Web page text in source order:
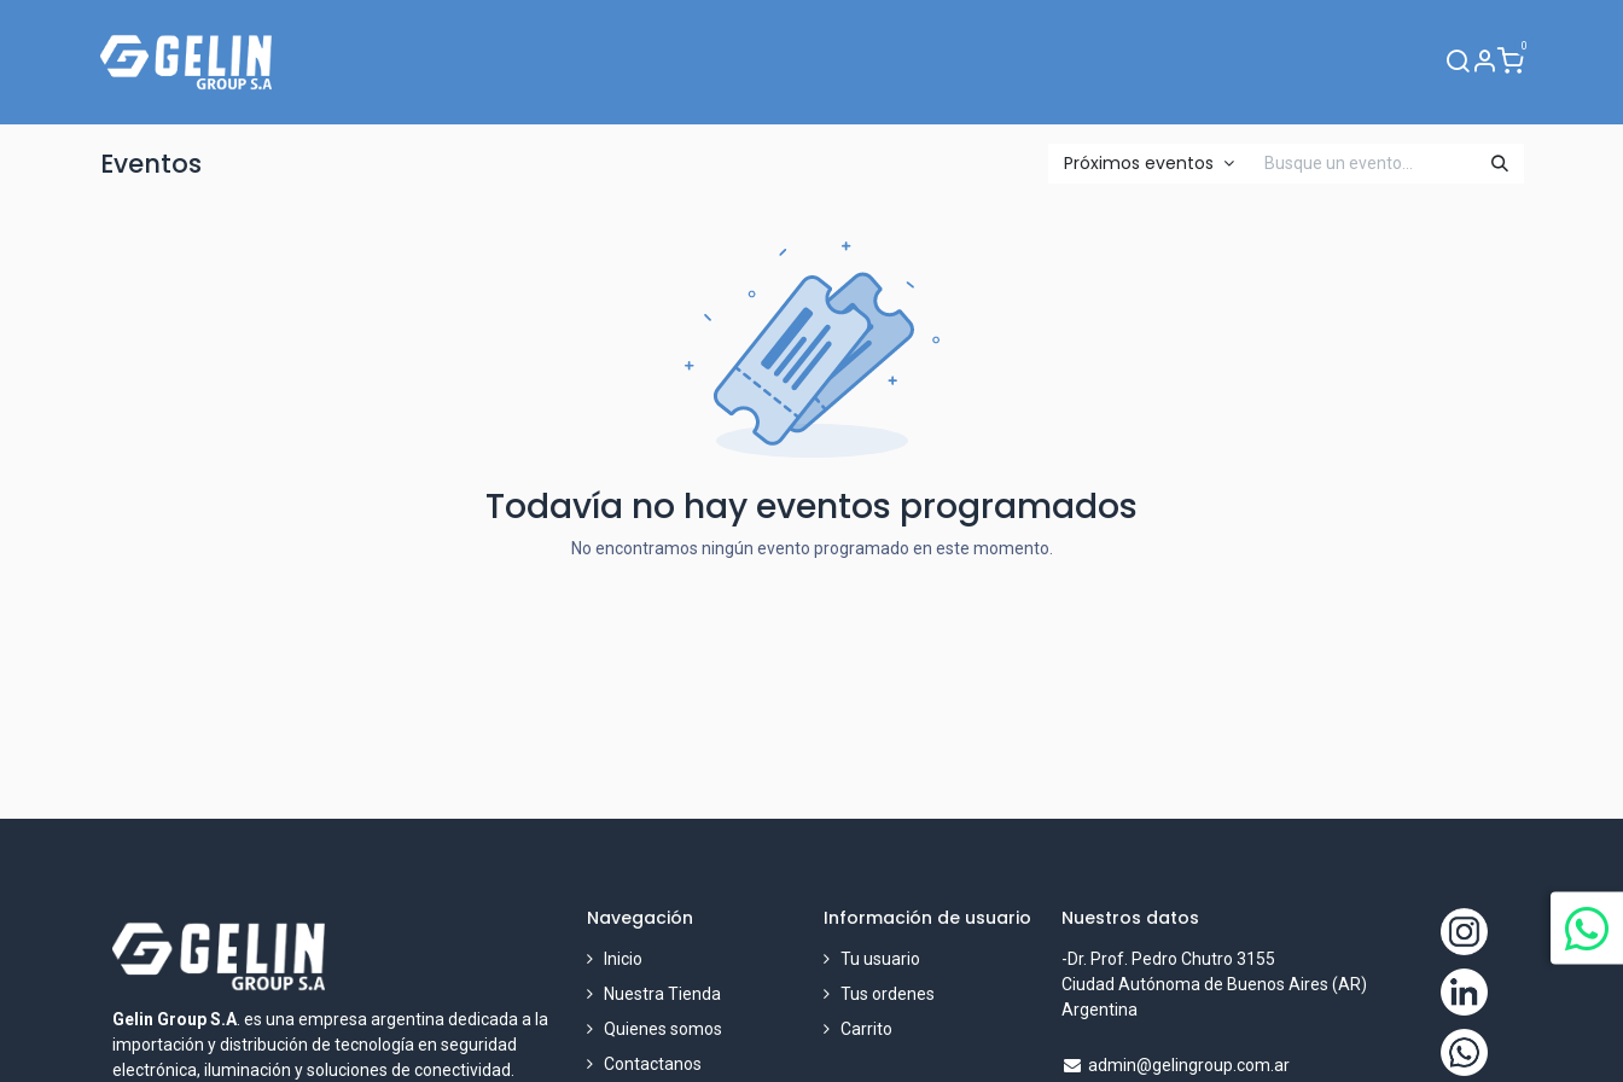
0
Eventos Próximos eventos
Todavía no hay eventos programados
No encontramos ningún evento programado en este momento.
Gelin Group S.A. es una empresa argentina dedicada a la
importación y distribución de tecnología en seguridad
electrónica, iluminación y soluciones de conectividad.
Navegación
Inicio
Nuestra Tienda
Quienes somos
Contactanos
Información de usuario
Tu usuario
Tus ordenes
Carrito
Nuestros datos
-Dr. Prof. Pedro Chutro 3155
Ciudad Autónoma de Buenos Aires (AR)
Argentina
admin@gelingroup.com.ar